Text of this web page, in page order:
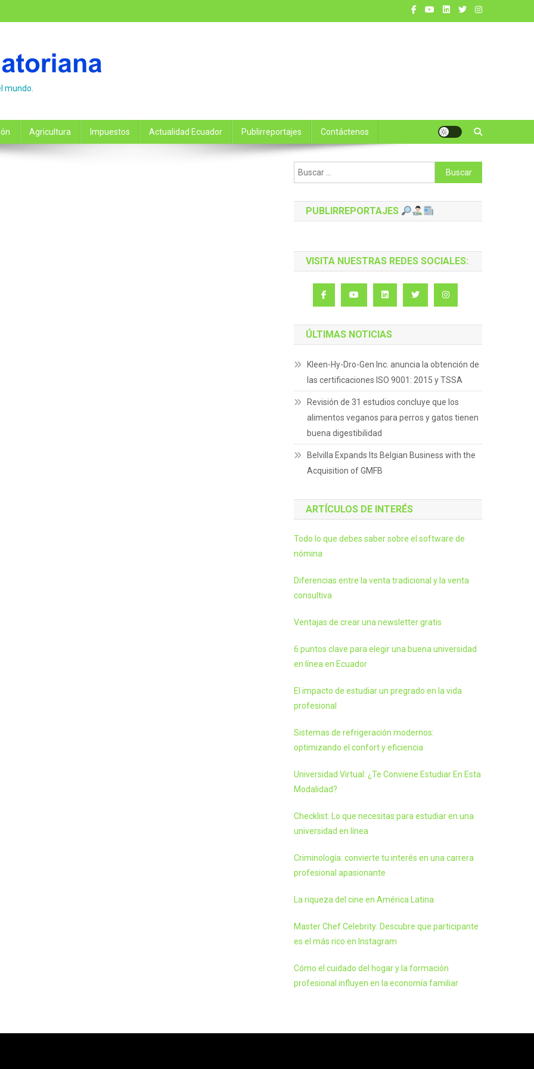
mundo.
Agricultura Impuestos Actualidad Ecuador Publirreportajes Contáctenos
Buscar:
PUBLIRREPORTAJES
VISITA NUESTRAS REDES SOCIALES:
ÚLTIMAS NOTICIAS
Kleen-Hy-Dro-Gen Inc. anuncia la obtención de
las certificaciones ISO 9001: 2015 y TSSA
Revisión de 31 estudios concluye que los
alimentos veganos para perros y gatos tienen
buena digestibilidad
Belvilla Expands Its Belgian Business with the
Acquisition of GMFB
ARTÍCULOS DE INTERÉS
Todo lo que debes saber sobre el software de
nómina
Diferencias entre la venta tradicional y la venta
consultiva
Ventajas de crear una newsletter gratis
6 puntos clave para elegir una buena universidad
en línea en Ecuador
El impacto de estudiar un pregrado en la vida
profesional
Sistemas de refrigeración modernos:
optimizando el confort y eficiencia
Universidad Virtual: ¿Te Conviene Estudiar En Esta
Modalidad?
Checklist: Lo que necesitas para estudiar en una
universidad en línea
Criminología: convierte tu interés en una carrera
profesional apasionante
La riqueza del cine en América Latina
Master Chef Celebrity: Descubre que participante
es el más rico en Instagram
Cómo el cuidado del hogar y la formación
profesional influyen en la economía familiar